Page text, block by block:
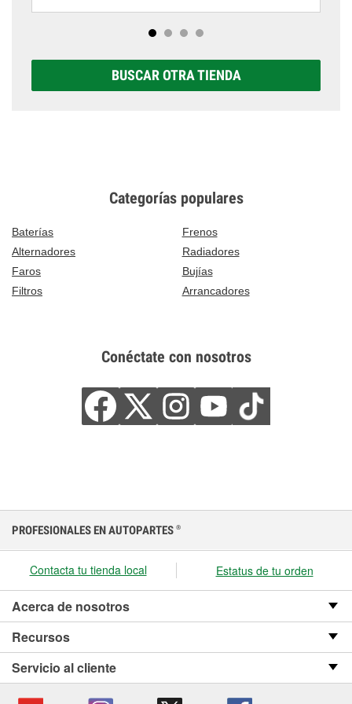
BUSCAR OTRA TIENDA
Categorías populares
Baterías
Frenos
Alternadores
Radiadores
Faros
Bujías
Filtros
Arrancadores
Conéctate con nosotros
PROFESIONALES EN AUTOPARTES ®
Contacta tu tienda local Estatus de tu orden
Acerca de nosotros
Recursos
Servicio al cliente